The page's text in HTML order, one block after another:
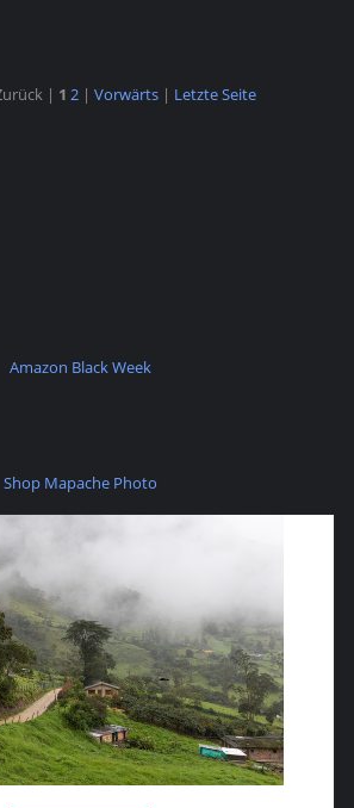
| 1 2 | Vorwärts | Letzte Seite
Amazon Black Week
Shop Mapache Photo